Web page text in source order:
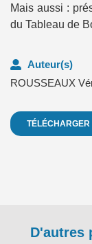
Mais aussi :
du Tableau de
Auteur(s)
ROUSSEAUX
D'autres